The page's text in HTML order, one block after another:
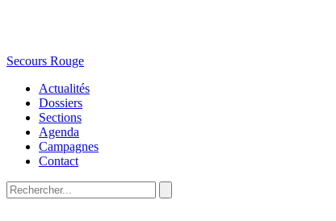
Secours Rouge
Actualités
Dossiers
Sections
Agenda
Campagnes
Contact